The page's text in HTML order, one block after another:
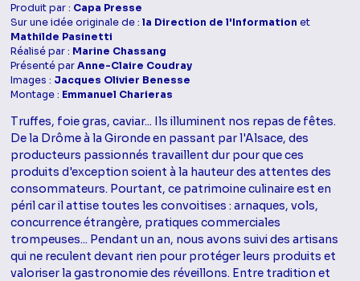
Produit par : Capa Presse
Sur une idée originale de :la Direction de l'Information et
Mathilde Pasinetti
Réalisé par : Marine Chassang
Présenté parAnne-Claire Coudray
Images : Jacques Olivier Benesse
Montage : Emmanuel Charieras
Truffes, foie gras, caviar... Ils illuminent nos repas de fêtes.
De la Drôme à la Gironde en passant par l'Alsace, des
producteurs passionnés travaillent dur pour que ces
produits d'exception soient à la hauteur des attentes des
consommateurs. Pourtant, ce patrimoine culinaire est en
péril car il attise toutes les convoitises : arnaques, vols,
concurrence étrangère, pratiques commerciales
trompeuses... Pendant un an, nous avons suivi des artisans
qui ne reculent devant rien pour protéger leurs produits et
valoriser la gastronomie des réveillons. Entre tradition et